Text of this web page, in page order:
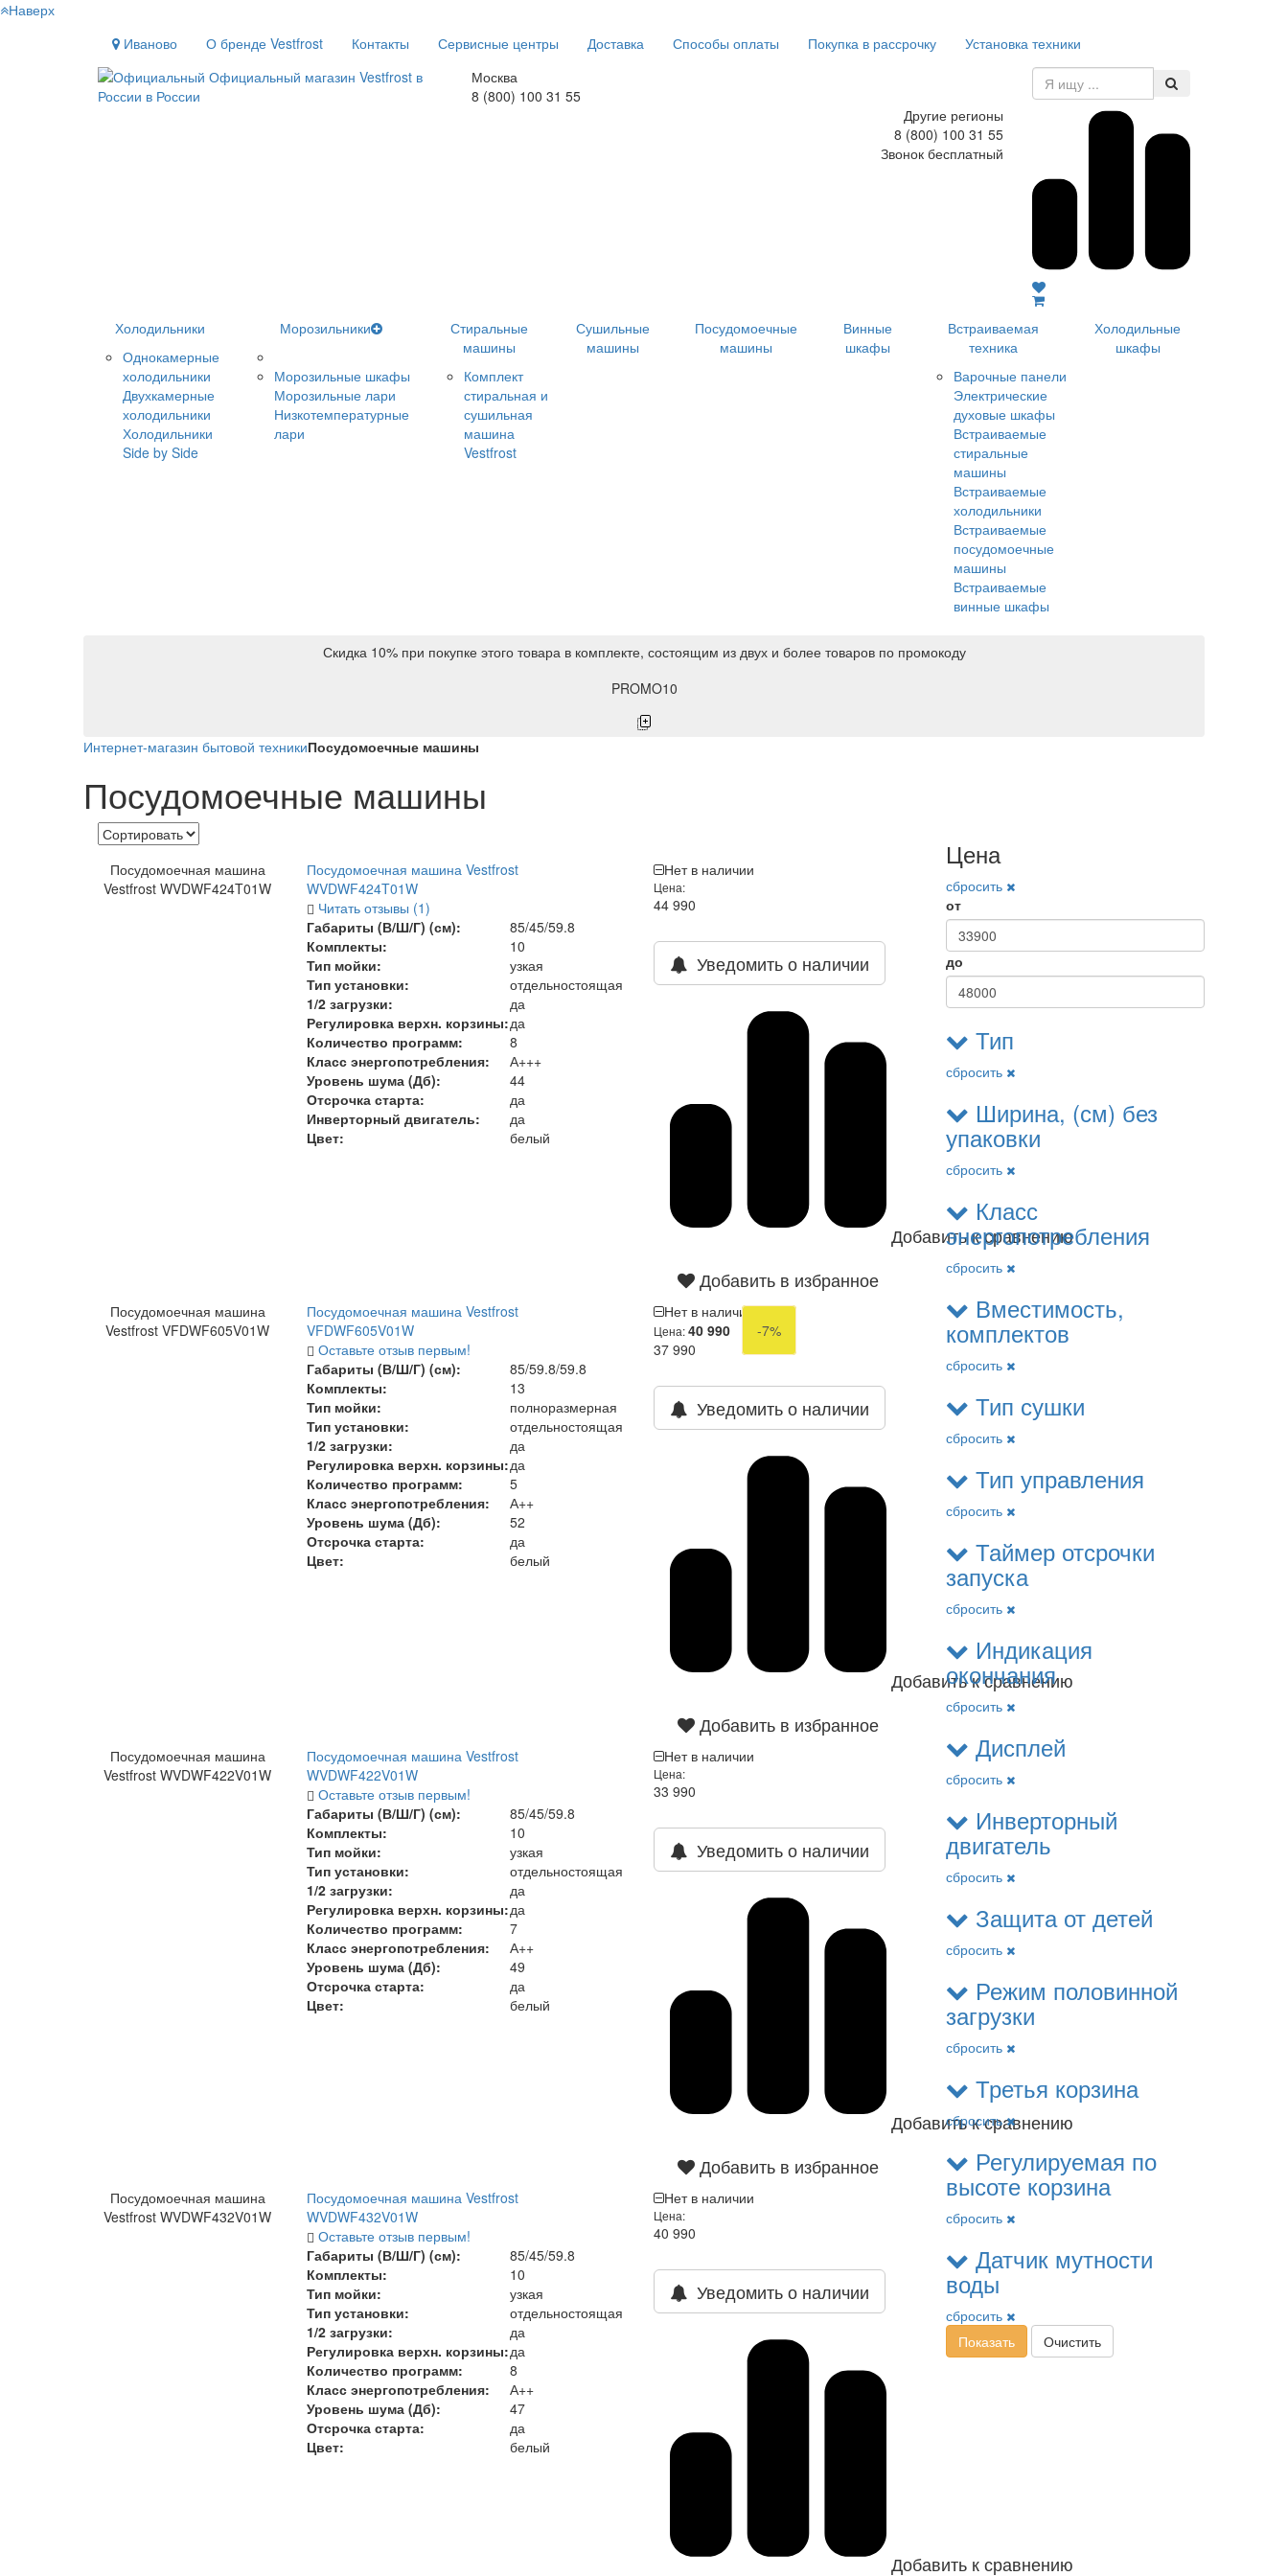
Наверх
Иваново
О бренде Vestfrost Контакты Сервисные центры Доставка Способы оплаты Покупка в рассрочку
Установка техники
Москва
8 (800) 100 31 55
Другие регионы
8 (800) 100 31 55
Звонок бесплатный
Холодильники
Однокамерные
холодильники
Двухкамерные
холодильники
Холодильники
Side by Side
Морозильники
Морозильные шкафы
Морозильные лари
Низкотемпературные
лари
Стиральные
машины
Комплект
стиральная и
сушильная
машина
Vestfrost
Сушильные
машины
Посудомоечные
машины
Винные
шкафы
Встраиваемая
техника
Варочные панели
Электрические
духовые шкафы
Встраиваемые
стиральные
машины
Встраиваемые
холодильники
Встраиваемые
посудомоечные
машины
Встраиваемые
винные шкафы
Холодильные
шкафы
Скидка 10% при покупке этого товара в комплекте, состоящим из двух и более товаров по промокоду
PROMO10
Интернет-магазин бытовой техникиПосудомоечные машины
Посудомоечные машины
Посудомоечная машина
Vestfrost WVDWF424T01W
Посудомоечная машина Vestfrost
WVDWF424T01W
Читать отзывы (1)
Габариты (В/Ш/Г) (см):
85/45/59.8
Комплекты:
10
Тип мойки:
узкая
Тип установки:
отдельностоящая
1/2 загрузки:
да
Регулировка верхн. корзины:да
Количество программ:
8
Класс энергопотребления:
А+++
Уровень шума (Дб):
44
Отсрочка старта:
да
Инверторный двигатель:
да
Цвет:
белый
Нет в наличии
Цена:
44 990
Уведомить о наличии
Добавить к сравнению
Добавить в избранное
Посудомоечная машина
Vestfrost VFDWF605V01W
Посудомоечная машина Vestfrost
VFDWF605V01W
Оставьте отзыв первым!
Габариты (В/Ш/Г) (см):
85/59.8/59.8
Комплекты:
13
Тип мойки:
полноразмерная
Тип установки:
отдельностоящая
1/2 загрузки:
да
Регулировка верхн. корзины:да
Количество программ:
5
Класс энергопотребления:
А++
Уровень шума (Дб):
52
Отсрочка старта:
да
Цвет:
белый
Нет в наличии
Цена:40 990
-7%
37 990
Уведомить о наличии
Добавить к сравнению
Добавить в избранное
Посудомоечная машина
Vestfrost WVDWF422V01W
Посудомоечная машина Vestfrost
WVDWF422V01W
Оставьте отзыв первым!
Габариты (В/Ш/Г) (см):
85/45/59.8
Комплекты:
10
Тип мойки:
узкая
Тип установки:
отдельностоящая
1/2 загрузки:
да
Регулировка верхн. корзины:да
Количество программ:
7
Класс энергопотребления:
А++
Уровень шума (Дб):
49
Отсрочка старта:
да
Цвет:
белый
Нет в наличии
Цена:
33 990
Уведомить о наличии
Добавить к сравнению
Добавить в избранное
Посудомоечная машина
Vestfrost WVDWF432V01W
Посудомоечная машина Vestfrost
WVDWF432V01W
Оставьте отзыв первым!
Габариты (В/Ш/Г) (см):
85/45/59.8
Комплекты:
10
Тип мойки:
узкая
Тип установки:
отдельностоящая
1/2 загрузки:
да
Регулировка верхн. корзины:да
Количество программ:
8
Класс энергопотребления:
А++
Уровень шума (Дб):
47
Отсрочка старта:
да
Цвет:
белый
Нет в наличии
Цена:
40 990
Уведомить о наличии
Добавить к сравнению
Цена
сбросить
от
до
Тип
сбросить
Ширина, (см) без
упаковки
сбросить
Класс
энергопотребления
сбросить
Вместимость,
комплектов
сбросить
Тип сушки
сбросить
Тип управления
сбросить
Таймер отсрочки
запуска
сбросить
Индикация
окончания
сбросить
Дисплей
сбросить
Инверторный
двигатель
сбросить
Защита от детей
сбросить
Режим половинной
загрузки
сбросить
Третья корзина
сбросить
Регулируемая по
высоте корзина
сбросить
Датчик мутности
воды
сбросить
Показать
Очистить